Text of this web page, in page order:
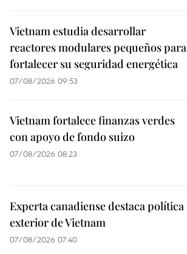
Vietnam estudia desarrollar
reactores modulares pequeños para
fortalecer su seguridad energética
07/08/2026 09:53
Vietnam fortalece finanzas verdes
con apoyo de fondo suizo
07/08/2026 08:23
Experta canadiense destaca política
exterior de Vietnam
07/08/2026 07:40